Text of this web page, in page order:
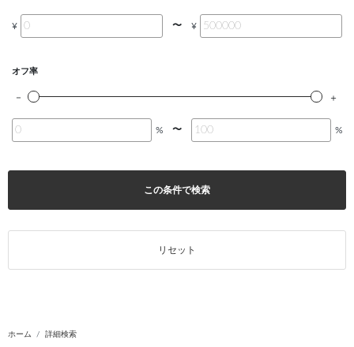
¥ 〜 ¥
オフ率
% 〜 %
この条件で検索
リセット
ホーム 詳細検索